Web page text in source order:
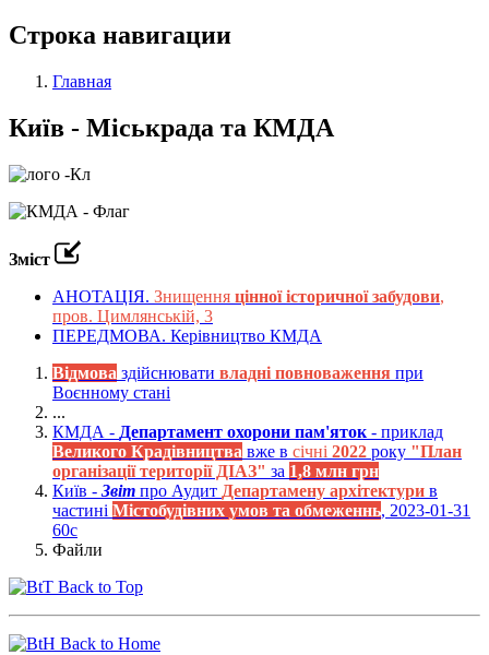
Строка навигации
Главная
Київ - Міськрада та КМДА
Зміст
АНОТАЦІЯ. Знищення цінної історичної забудови,
пров. Цимлянській, 3
ПЕРЕДМОВА. Керівництво КМДА
Відмова здійснювати владні повноваження при
Воєнному стані
...
КМДА - Департамент охорони пам'яток - приклад
Великого Крадівництва вже в січні 2022 року "План
організації території ДІАЗ" за 1,8 млн грн
Київ - Звіт про Аудит Департамену архітектури в
частині Містобудівних умов та обмеженнь, 2023-01-31
60с
Файли
Back to Top
Back to Home